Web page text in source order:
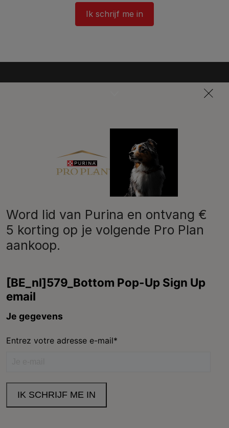
Ik schrijf me in
Word lid van Purina en ontvang €
5 korting op je volgende Pro Plan
aankoop.
Purina
Neem contact met ons op
Legal (footer) (NL)
Toegankelijkheidsverklaring Gebruiksvoorwaarden